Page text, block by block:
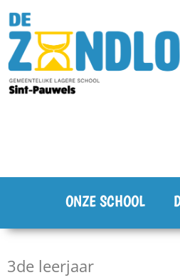
ONZE SCHOOL
3de leerjaar